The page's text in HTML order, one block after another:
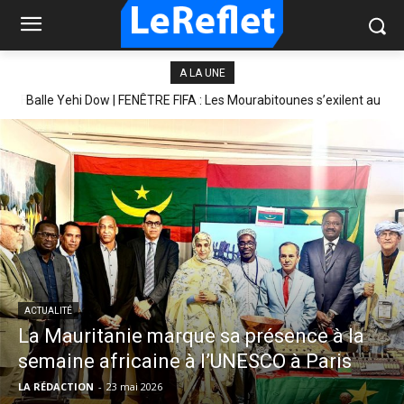
A LA UNE
Balle Yehi Dow | FENÊTRE FIFA : Les Mourabitounes s’exilent au
ACTUALITÉ
La Mauritanie marque sa présence à la
semaine africaine à l’UNESCO à Paris
LA RÉDACTION - 23 mai 2026